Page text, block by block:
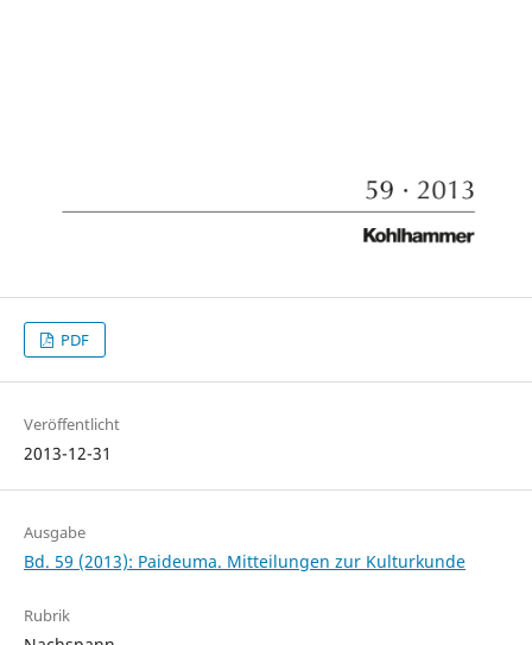
PDF
Veröffentlicht
2013-12-31
Ausgabe
Bd. 59 (2013): Paideuma. Mitteilungen zur Kulturkunde
Rubrik